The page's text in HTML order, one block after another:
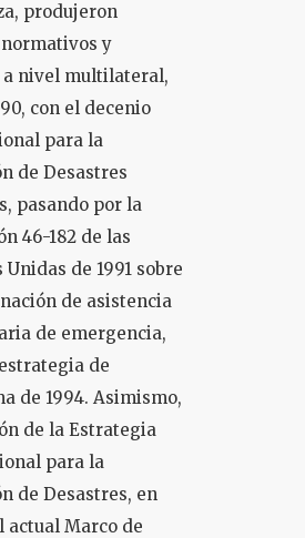
produjeron
y
nivel multilateral,
con el decenio
para la
de Desastres
pasando por la
46-182 de las
Unidas de 1991 sobre
de asistencia
de emergencia,
de
de 1994. Asimismo,
de la Estrategia
para la
de Desastres, en
actual Marco de